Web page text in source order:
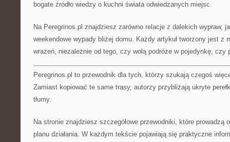
bogate źródło wiedzy o kuchni świata odwiedzanych miejsc.
Na Peregrinos.pl znajdziesz zarówno relacje z dalekich wypraw,
weekendowe wypady bliżej domu. Każdy artykuł tworzony jest z
wrażeń, niezależnie od tego, czy wolą podróże w pojedynkę, czy
Peregrinos.pl to przewodnik dla tych, którzy szukają czegoś
Zamiast kopiować te same trasy, autorzy przybliżają ukryte
tłumy.
Na stronie znajdziesz szczegółowe przewodniki, które prowadzą
planu działania. W każdym tekście pojawiają się praktyczne